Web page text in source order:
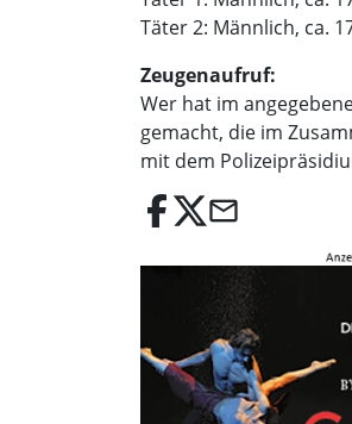
Täter 2: Männlich, ca.
Zeugenaufruf:
Wer hat im
gemacht, die im
mit dem
email